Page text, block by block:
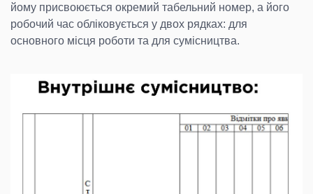
йому присвоюється окремий табельний номер, а його
робочий час обліковується у двох рядках: для
основного місця роботи та для сумісництва.